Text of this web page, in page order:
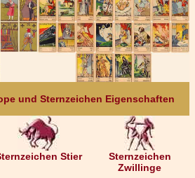
und Sternzeichen Eigenschaften
Stier
Sternzeichen
Zwillinge